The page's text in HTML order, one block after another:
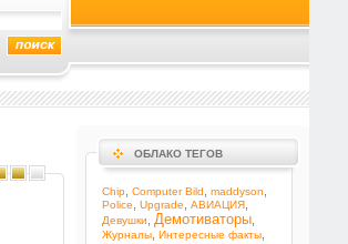
ОБЛАКО ТЕГОВ
Chip Computer Bild maddyson
Police Upgrade АВИАЦИЯ
Девушки Демотиваторы
Журналы Интересные факты